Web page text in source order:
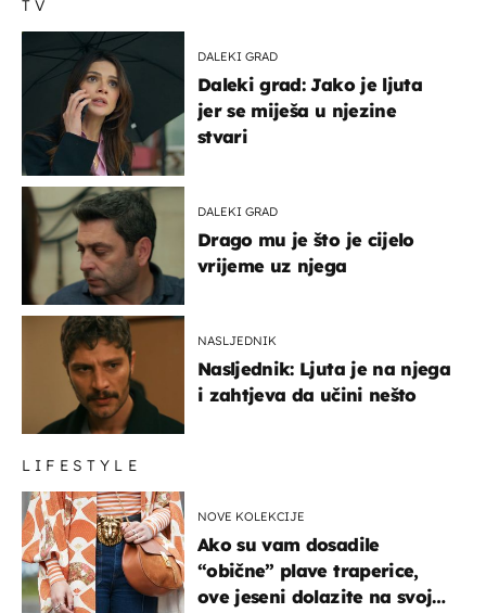
TV
DALEKI GRAD
Daleki grad: Jako je ljuta
jer se miješa u njezine
stvari
DALEKI GRAD
Drago mu je što je cijelo
vrijeme uz njega
NASLJEDNIK
Nasljednik: Ljuta je na njega
i zahtjeva da učini nešto
LIFESTYLE
NOVE KOLEKCIJE
Ako su vam dosadile
“obične” plave traperice,
ove jeseni dolazite na svoje